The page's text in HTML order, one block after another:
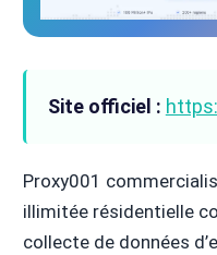
Site officiel :
Proxy001
illimitée résidentielle
collecte de données